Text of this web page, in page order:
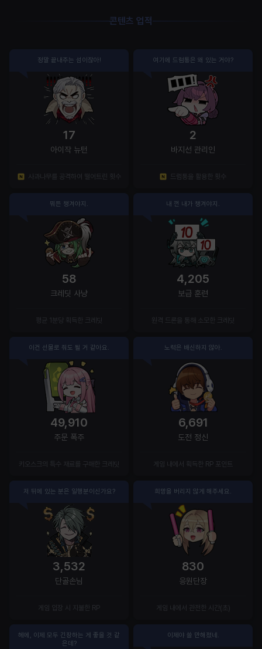
콘텐츠 업적
정말 끝내주는 섬이잖아!
17
아이작 뉴턴
사과나무를 공격하여 떨어트린 횟수
여기에 드럼통은 왜 있는 거야?
2
바지선 관리인
드럼통을 활용한 횟수
뭐든 챙겨야지.
58
크레딧 사냥
평균 1분당 획득한 크레딧
내 껀 내가 챙겨야지.
4,205
보급 훈련
원격 드론을 통해 소모한 크레딧
이건 선물로 줘도 될 거 같아요.
49,910
주문 폭주
키오스크의 특수 재료를 구매한 크레딧
노력은 배신하지 않아.
6,691
도전 정신
게임 내에서 획득한 RP 포인트
저 뒤에 있는 분은 일행분이신가요?
3,532
단골손님
게임 입장 시 지불한 RP
희망을 버리지 않게 해주세요.
830
응원단장
게임 내에서 관전한 시간(초)
헤에, 이제 모두 긴장하는 게 좋을 것 같
은데?
이제야 쓸 만해졌네.